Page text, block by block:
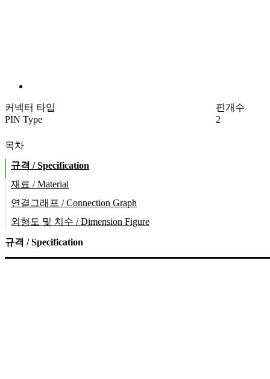
커넥터 타입
PIN Type
핀개수
2
목차
규격 / Specification
재료 / Material
연결그래프 / Connection Graph
외형도 및 치수 / Dimension Figure
규격 / Specification